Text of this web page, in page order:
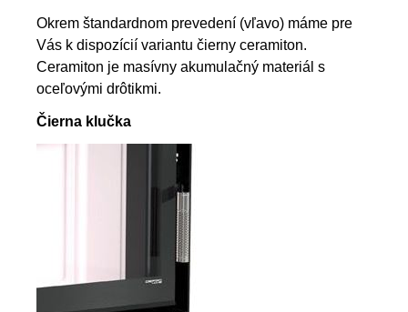
Okrem štandardnom prevedení (vľavo) máme pre
Vás k dispozícií variantu čierny ceramiton.
Ceramiton je masívny akumulačný materiál s
oceľovými drôtikmi.
Čierna klučka